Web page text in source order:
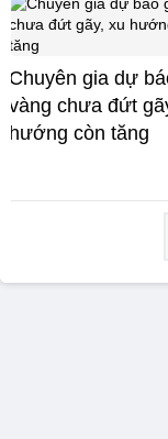
Chuyên gia dự
vàng chưa đứt
hướng còn tăng